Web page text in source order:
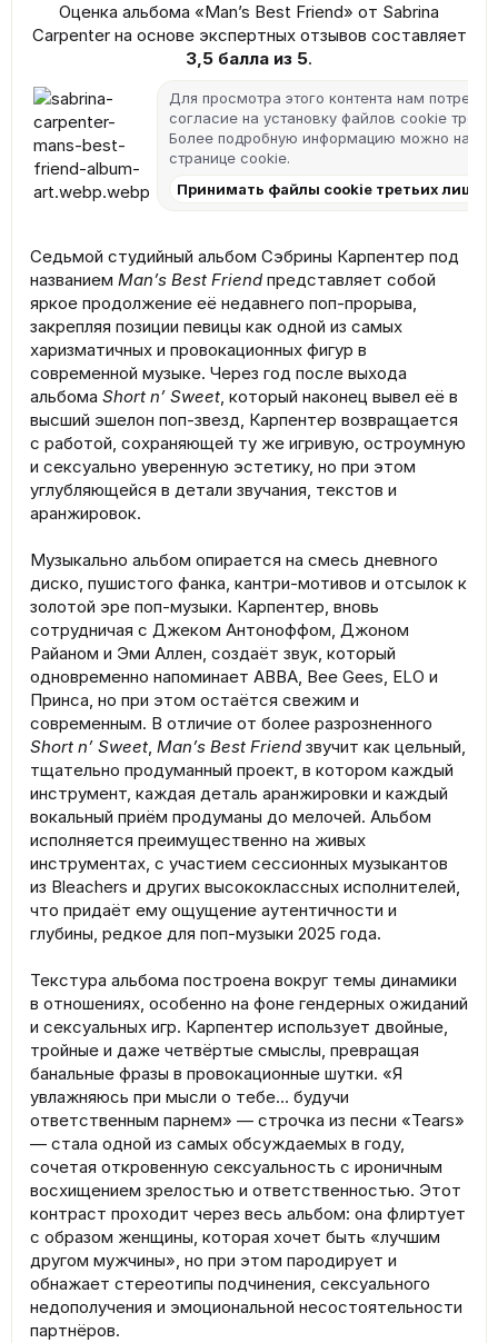
Оценка альбома «Man’s Best Friend» от Sabrina
Carpenter на основе экспертных отзывов составляет
3,5 балла из 5.​
Для просмотра этого контента нам
согласие на установку файлов cookie
Более подробную информацию можно
странице cookie.
Принимать файлы cookie третьих лиц
Седьмой студийный альбом Сэбрины Карпентер под
названием Man’s Best Friend представляет собой
яркое продолжение её недавнего поп-прорыва,
закрепляя позиции певицы как одной из самых
харизматичных и провокационных фигур в
современной музыке. Через год после выхода
альбома Short n’ Sweet, который наконец вывел её в
высший эшелон поп-звезд, Карпентер возвращается
с работой, сохраняющей ту же игривую, остроумную
и сексуально уверенную эстетику, но при этом
углубляющейся в детали звучания, текстов и
аранжировок.
Музыкально альбом опирается на смесь дневного
диско, пушистого фанка, кантри-мотивов и отсылок к
золотой эре поп-музыки. Карпентер, вновь
сотрудничая с Джеком Антоноффом, Джоном
Райаном и Эми Аллен, создаёт звук, который
одновременно напоминает ABBA, Bee Gees, ELO и
Принса, но при этом остаётся свежим и
современным. В отличие от более разрозненного
Short n’ Sweet, Man’s Best Friend звучит как цельный,
тщательно продуманный проект, в котором каждый
инструмент, каждая деталь аранжировки и каждый
вокальный приём продуманы до мелочей. Альбом
исполняется преимущественно на живых
инструментах, с участием сессионных музыкантов
из Bleachers и других высококлассных исполнителей,
что придаёт ему ощущение аутентичности и
глубины, редкое для поп-музыки 2025 года.
Текстура альбома построена вокруг темы динамики
в отношениях, особенно на фоне гендерных ожиданий
и сексуальных игр. Карпентер использует двойные,
тройные и даже четвёртые смыслы, превращая
банальные фразы в провокационные шутки. «Я
увлажняюсь при мысли о тебе… будучи
ответственным парнем» — строчка из песни «Tears»
— стала одной из самых обсуждаемых в году,
сочетая откровенную сексуальность с ироничным
восхищением зрелостью и ответственностью. Этот
контраст проходит через весь альбом: она флиртует
с образом женщины, которая хочет быть «лучшим
другом мужчины», но при этом пародирует и
обнажает стереотипы подчинения, сексуального
недополучения и эмоциональной несостоятельности
партнёров.